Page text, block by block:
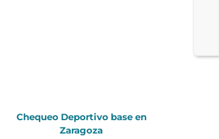
Chequeo Deportivo base en
Zaragoza